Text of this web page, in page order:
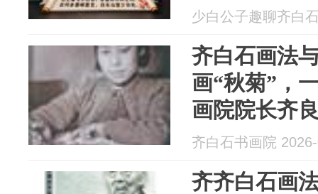
少白公子趣聊齐白
齐白石画法
画“秋菊”，
画院院长齐
齐白石书画院
齐齐白石画